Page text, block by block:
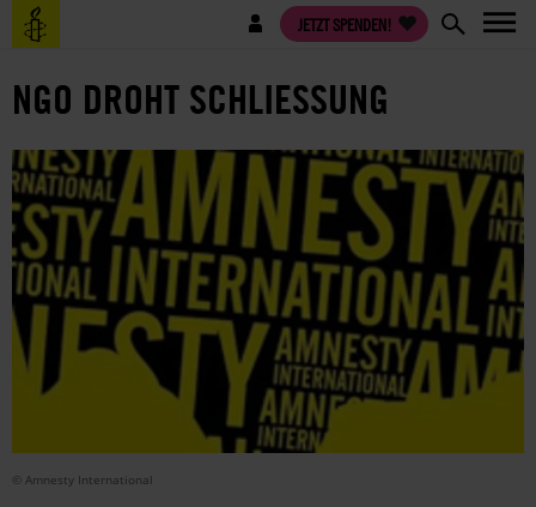
Direkt
zum
Benutzermenü JETZT SPENDEN!
NGO DROHT SCHLIESSUNG
© Amnesty International